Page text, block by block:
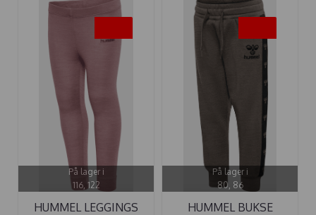
På lager i
116, 122
HUMMEL LEGGINGS
På lager i
80, 86
HUMMEL BUKSE